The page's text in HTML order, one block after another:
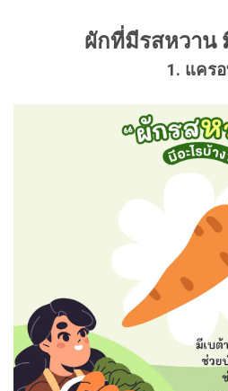
ผักที่มีรสหวาน
1. แคร